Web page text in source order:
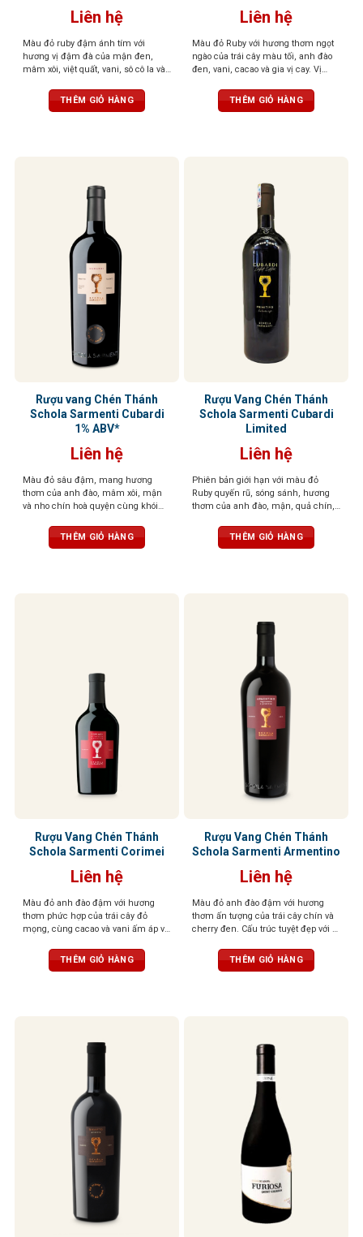
Liên hệ
Màu đỏ ruby đậm ánh tím với
hương vị đậm đà của mận đen,
mâm xôi, việt quất, vani, sô cô la và
với vị chát mềm mại và dư vị trái
cây khô kéo dài
THÊM GIỎ HÀNG
Liên hệ
Màu đỏ Ruby với hương thơm ngọt
ngào của trái cây màu tối, anh đào
đen, vani, cacao và gia vị cay. Vị
tannin mịn và mượt, cân bằng,
thanh lịch
THÊM GIỎ HÀNG
Rượu vang Chén Thánh
Schola Sarmenti Cubardi
1% ABV*
Liên hệ
Màu đỏ sâu đậm, mang hương
thơm của anh đào, mâm xôi, mận
và nho chín hoà quyện cùng khói
THÊM GIỎ HÀNG
Rượu Vang Chén Thánh
Schola Sarmenti Cubardi
Limited
Liên hệ
Phiên bản giới hạn với màu đỏ
Ruby quyến rũ, sóng sánh, hương
thơm của anh đào, mận, quả chín,
phê cháy, gỗ sồi, đất, hạnh nhân và
đinh hương. Dư vị sâu lắng, ấn
THÊM GIỎ HÀNG
Rượu Vang Chén Thánh
Schola Sarmenti Corimei
Liên hệ
Màu đỏ anh đào đậm với hương
thơm phức hợp của trái cây đỏ
mọng, cùng cacao và vani ấm áp và
mượt, dư vị cân bằng và thanh lịch
THÊM GIỎ HÀNG
Rượu Vang Chén Thánh
Schola Sarmenti Armentino
Liên hệ
Màu đỏ anh đào đậm với hương
thơm ấn tượng của trái cây chín và
cherry đen. Cấu trúc tuyệt đẹp với vị
trưởng thành và dẻo dai
THÊM GIỎ HÀNG